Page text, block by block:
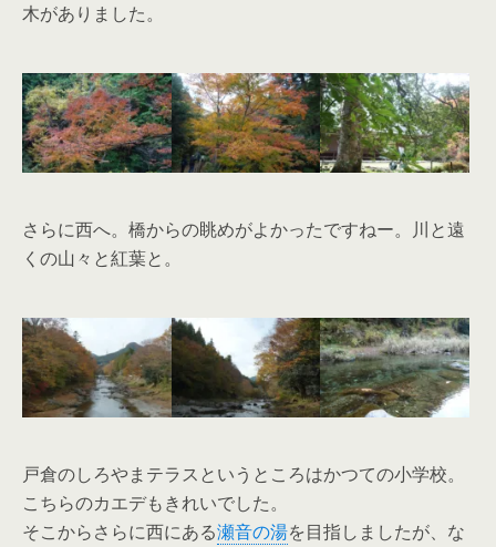
木がありました。
さらに西へ。橋からの眺めがよかったですねー。川と遠
くの山々と紅葉と。
戸倉のしろやまテラスというところはかつての小学校。
こちらのカエデもきれいでした。
そこからさらに西にある瀬音の湯を目指しましたが、な